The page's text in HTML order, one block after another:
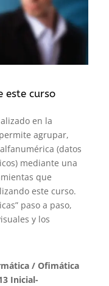
este curso
en la
agrupar,
(datos
mediante una
que
este curso.
paso a paso,
y los
/ Ofimática
Inicial-